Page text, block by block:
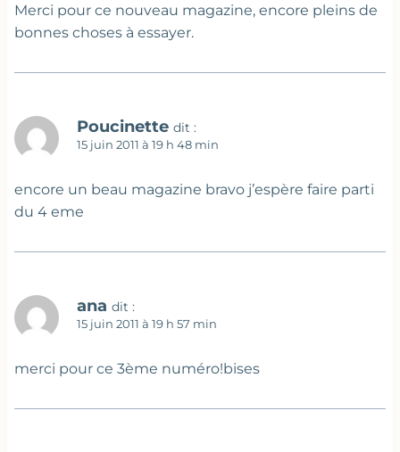
Merci pour ce nouveau magazine, encore pleins de
bonnes choses à essayer.
Poucinette dit :
15 juin 2011 à 19 h 48 min
encore un beau magazine bravo j’espère faire parti
du 4 eme
ana dit :
15 juin 2011 à 19 h 57 min
merci pour ce 3ème numéro!bises